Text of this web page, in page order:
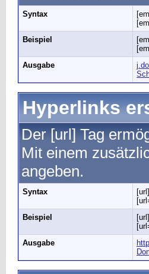
Syntax
Beispiel
Ausgabe
Hyperlinks
Der [url] Tag
Mit einem
angeben.
Syntax [url]
Beispiel
Ausgabe